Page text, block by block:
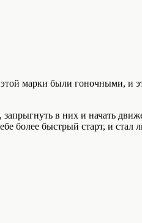
марки были гоночными, и
в них и начать
более быстрый старт, и стал